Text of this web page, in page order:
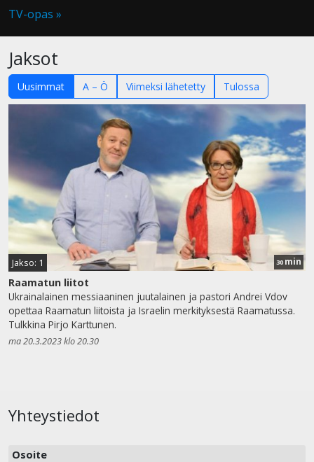
TV-opas »
Jaksot
Uusimmat A – Ö Viimeksi lähetetty Tulossa
Jakso: 1 30 min
Raamatun liitot
Ukrainalainen messiaaninen juutalainen ja pastori Andrei Vdov
opettaa Raamatun liitoista ja Israelin merkityksestä Raamatussa.
Tulkkina Pirjo Karttunen.
ma 20.3.2023 klo 20.30
Yhteystiedot
Osoite